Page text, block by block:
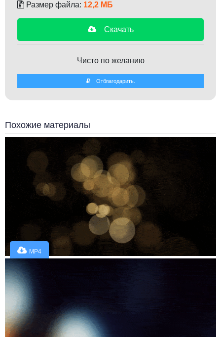
Размер файла: 12,2 МБ
Скачать
Чисто по желанию
Отблагодарить.
Похожие материалы
MP4